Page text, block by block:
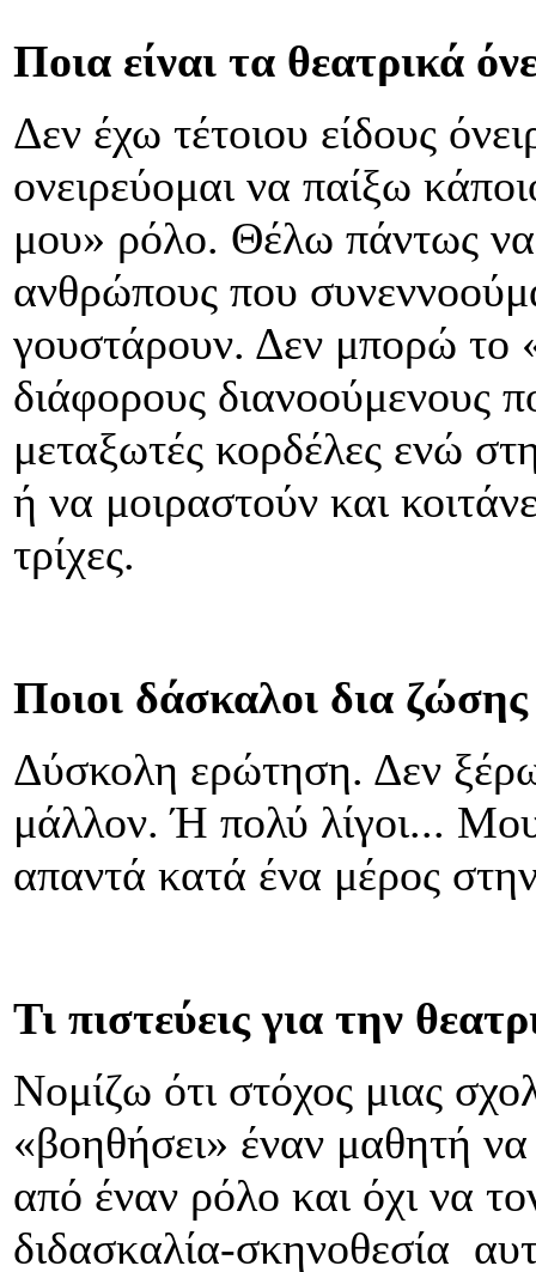
Ποια είναι τα θεατρικά
Δεν έχω τέτοιου είδους
ονειρεύομαι να παίξω
μου» ρόλο. Θέλω πάντως
ανθρώπους που
γουστάρουν. Δεν μπορώ το
διάφορους διανοούμενους
μεταξωτές κορδέλες ενώ
ή να μοιραστούν και
τρίχες.
Ποιοι δάσκαλοι δια
Δύσκολη ερώτηση. Δεν
μάλλον. Ή πολύ λίγοι...
απαντά κατά ένα μέρος
Τι πιστεύεις για την
Νομίζω ότι στόχος μιας
«βοηθήσει» έναν μαθητή
από έναν ρόλο και όχι να
διδασκαλία-σκηνοθεσία